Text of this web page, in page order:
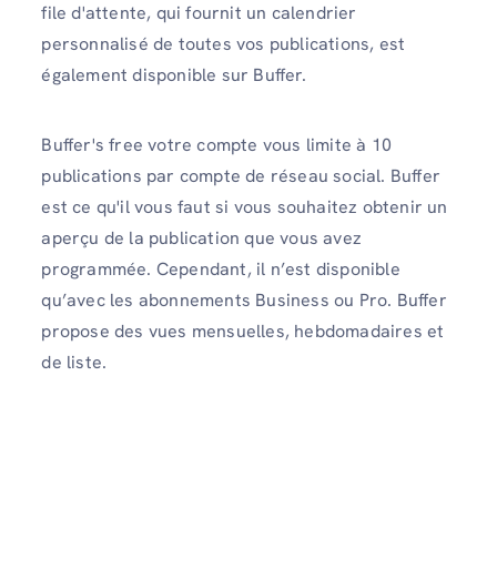
file d'attente, qui fournit un calendrier
personnalisé de toutes vos publications, est
également disponible sur Buffer.
Buffer's free votre compte vous limite à 10
publications par compte de réseau social. Buffer
est ce qu'il vous faut si vous souhaitez obtenir un
aperçu de la publication que vous avez
programmée. Cependant, il n’est disponible
qu’avec les abonnements Business ou Pro. Buffer
propose des vues mensuelles, hebdomadaires et
de liste.